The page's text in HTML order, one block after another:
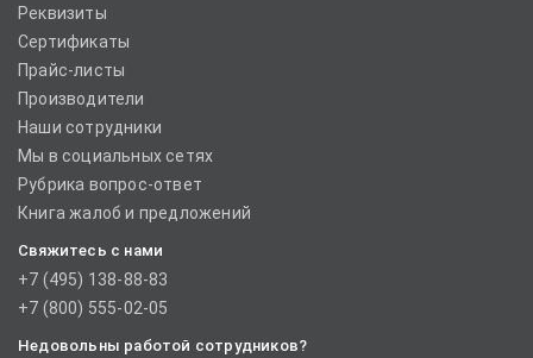
Реквизиты
Сертификаты
Прайс-листы
Производители
Наши сотрудники
Мы в социальных сетях
Рубрика вопрос-ответ
Книга жалоб и предложений
Свяжитесь с нами
+7 (495) 138-88-83
+7 (800) 555-02-05
Недовольны работой сотрудников?